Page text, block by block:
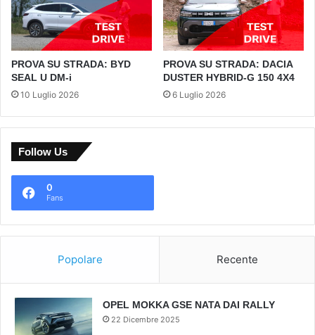
PROVA SU STRADA: BYD
SEAL U DM-i
10 Luglio 2026
PROVA SU STRADA: DACIA
DUSTER HYBRID-G 150 4X4
6 Luglio 2026
Follow Us
0
Fans
Popolare Recente
OPEL MOKKA GSE NATA DAI RALLY
22 Dicembre 2025